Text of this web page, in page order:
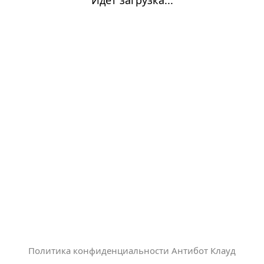
Политика конфиденциальности Антибот Клауд